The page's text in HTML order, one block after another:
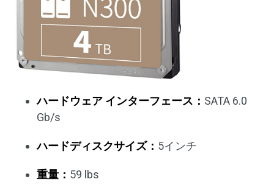
ハードウェア インターフェース： SATA 6.0
Gb/s
ハードディスクサイズ： 5インチ
重量： 59 lbs